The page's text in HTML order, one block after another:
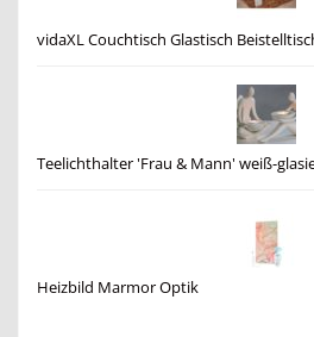
vidaXL Couchtisch Glastisch
Teelichthalter 'Frau & Mann' weiß-
Heizbild Marmor Optik